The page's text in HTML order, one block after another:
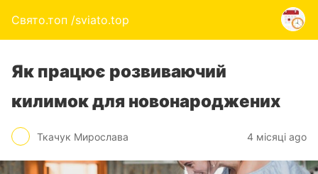
Свято.топ /sviato.top
Як працює розвиваючий
килимок для новонароджених
Ткачук Мирослава 4 місяці ago